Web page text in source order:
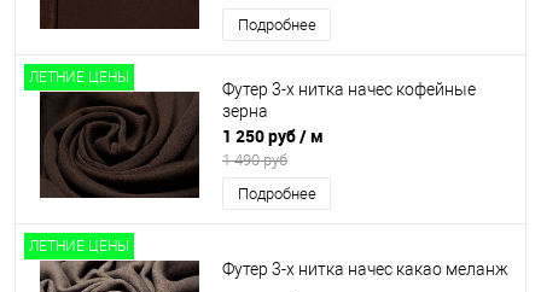
Подробнее
ЛЕТНИЕ ЦЕНЫ
Футер 3-х нитка начес кофейные
зерна
1 250 руб/ м
1 490 руб
Подробнее
ЛЕТНИЕ ЦЕНЫ
Футер 3-х нитка начес какао меланж